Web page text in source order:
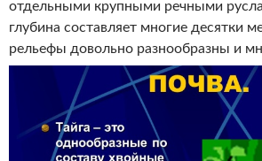
отдельными крупными речными
глубина составляет многие десятки
рельефы довольно разнообразны и